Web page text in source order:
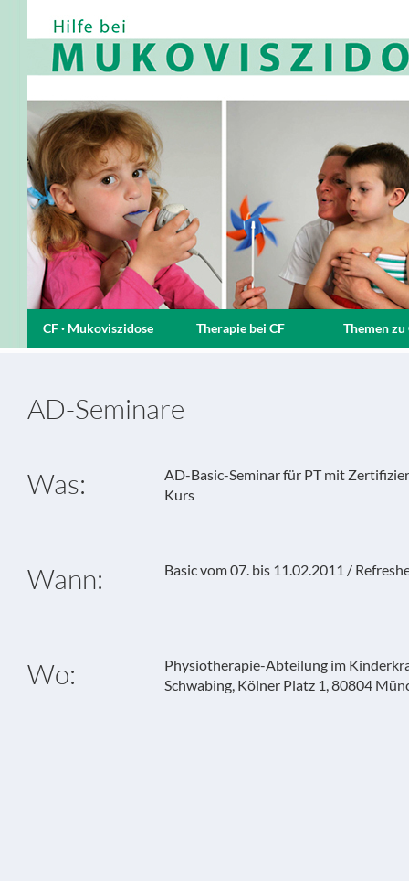
CF · Mukoviszidose Therapie bei CF Themen zu
AD-Seminare
Was:
AD-Basic-Seminar für PT mit
Kurs
Wann: Basic vom 07. bis 11.02.2011 /
Wo:
Physiotherapie-Abteilung im
Schwabing, Kölner Platz 1, 80804